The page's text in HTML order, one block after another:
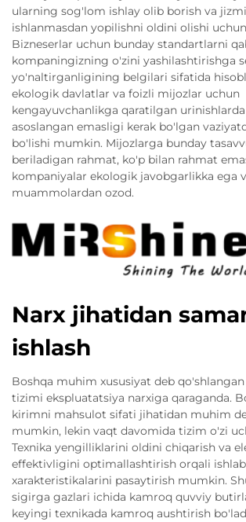
ularning sog'lom ishlay olib borish va
ishlanmasdan yopilishni oldini olishi
Bizneserlar uchun bunday standartlarni
kompaningizning o'zini yashilashtirishga
yo'naltirganligining belgilari sifatida
ekologik davlatlar va foizli mijozlar uchun
kengayuvchanlikga qaratilgan
asoslangan emasligi kerak bo'lgan
bo'lishi mumkin. Mijozlarga bunday
beriladigan rahmat, ko'p bilan rahmat
kompaniyalar ekologik javobgarlikka ega
muammolardan ozod.
Narx jihatidan
ishlash
Boshqa muhim xususiyat deb
tizimi ekspluatatsiya narxiga qaraganda.
kirimni mahsulot sifati jihatidan muhim
mumkin, lekin vaqt davomida tizim o'zi
Texnika yengilliklarini oldini chiqarish va
effektivligini optimallashtirish orqali
xarakteristikalarini pasaytirish mumkin.
sigirga gazlari ichida kamroq quvviy
keyingi texnikada kamroq aushtirish